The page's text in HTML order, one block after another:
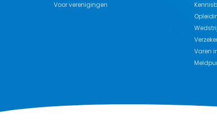
Voor verenigingen
Varen